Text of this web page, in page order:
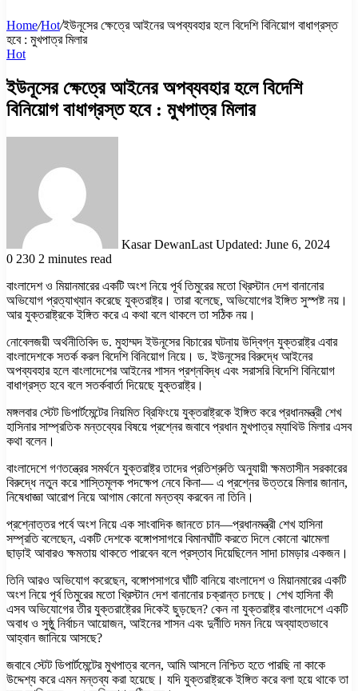
Home/Hot/ইউনূসের ক্ষেত্রে আইনের অপব্যবহার হলে বিদেশি বিনিয়োগ বাধাগ্রস্ত
হবে : মুখপাত্র মিলার
Hot
ইউনূসের ক্ষেত্রে আইনের অপব্যবহার হলে বিদেশি
বিনিয়োগ বাধাগ্রস্ত হবে : মুখপাত্র মিলার
Kasar DewanLast Updated: June 6, 2024
0 230 2 minutes read
বাংলাদেশ ও মিয়ানমারের একটি অংশ নিয়ে পূর্ব তিমুরের মতো খ্রিস্টান দেশ বানানোর
অভিযোগ প্রত্যাখ্যান করেছে যুক্তরাষ্ট্র। তারা বলেছে, অভিযোগের ইঙ্গিত সুস্পষ্ট নয়।
আর যুক্তরাষ্ট্রকে ইঙ্গিত করে এ কথা বলে থাকলে তা সঠিক নয়।
নোবেলজয়ী অর্থনীতিবিদ ড. মুহাম্মদ ইউনূসের বিচারের ঘটনায় উদ্বিগ্ন যুক্তরাষ্ট্র এবার
বাংলাদেশকে সতর্ক করল বিদেশি বিনিয়োগ নিয়ে। ড. ইউনূসের বিরুদ্ধে আইনের
অপব্যবহার হলে বাংলাদেশের আইনের শাসন প্রশ্নবিদ্ধ এবং সরাসরি বিদেশি বিনিয়োগ
বাধাগ্রস্ত হবে বলে সতর্কবার্তা দিয়েছে যুক্তরাষ্ট্র।
মঙ্গলবার স্টেট ডিপার্টমেন্টের নিয়মিত ব্রিফিংয়ে যুক্তরাষ্ট্রকে ইঙ্গিত করে প্রধানমন্ত্রী শেখ
হাসিনার সাম্প্রতিক মন্তব্যের বিষয়ে প্রশ্নের জবাবে প্রধান মুখপাত্র ম্যাথিউ মিলার এসব
কথা বলেন।
বাংলাদেশে গণতন্ত্রের সমর্থনে যুক্তরাষ্ট্র তাদের প্রতিশ্রুতি অনুযায়ী ক্ষমতাসীন সরকারের
বিরুদ্ধে নতুন করে শাস্তিমূলক পদক্ষেপ নেবে কিনা— এ প্রশ্নের উত্তরে মিলার জানান,
নিষেধাজ্ঞা আরোপ নিয়ে আগাম কোনো মন্তব্য করবেন না তিনি।
প্রশ্নোত্তর পর্বে অংশ নিয়ে এক সাংবাদিক জানতে চান—প্রধানমন্ত্রী শেখ হাসিনা
সম্প্রতি বলেছেন, একটি দেশকে বঙ্গোপসাগরে বিমানঘাঁটি করতে দিলে কোনো ঝামেলা
ছাড়াই আবারও ক্ষমতায় থাকতে পারবেন বলে প্রস্তাব দিয়েছিলেন সাদা চামড়ার একজন।
তিনি আরও অভিযোগ করেছেন, বঙ্গোপসাগরে ঘাঁটি বানিয়ে বাংলাদেশ ও মিয়ানমারের একটি
অংশ নিয়ে পূর্ব তিমুরের মতো খ্রিস্টান দেশ বানানোর চক্রান্ত চলছে। শেখ হাসিনা কী
এসব অভিযোগের তীর যুক্তরাষ্ট্রের দিকেই ছুড়ছেন? কেন না যুক্তরাষ্ট্র বাংলাদেশে একটি
অবাধ ও সুষ্ঠু নির্বাচন আয়োজন, আইনের শাসন এবং দুর্নীতি দমন নিয়ে অব্যাহতভাবে
আহ্বান জানিয়ে আসছে?
জবাবে স্টেট ডিপার্টমেন্টের মুখপাত্র বলেন, আমি আসলে নিশ্চিত হতে পারছি না কাকে
উদ্দেশ্য করে এমন মন্তব্য করা হয়েছে। যদি যুক্তরাষ্ট্রকে ইঙ্গিত করে বলা হয়ে থাকে তা